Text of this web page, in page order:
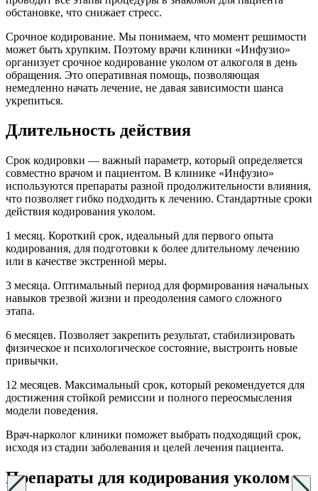
обстановке, что снижает стресс.
Срочное кодирование. Мы понимаем, что момент решимости
может быть хрупким. Поэтому врачи клиники «Инфузио»
организует срочное кодирование уколом от алкоголя в день
обращения. Это оперативная помощь, позволяющая
немедленно начать лечение, не давая зависимости шанса
укрепиться.
Длительность действия
Срок кодировки — важный параметр, который определяется
совместно врачом и пациентом. В клинике «Инфузио»
используются препараты разной продолжительности влияния,
что позволяет гибко подходить к лечению. Стандартные сроки
действия кодирования уколом.
1 месяц. Короткий срок, идеальный для первого опыта
кодирования, для подготовки к более длительному лечению
или в качестве экстренной меры.
3 месяца. Оптимальный период для формирования начальных
навыков трезвой жизни и преодоления самого сложного
этапа.
6 месяцев. Позволяет закрепить результат, стабилизировать
физическое и психологическое состояние, выстроить новые
привычки.
12 месяцев. Максимальный срок, который рекомендуется для
достижения стойкой ремиссии и полного переосмысления
модели поведения.
Врач-нарколог клиники поможет выбрать подходящий срок,
исходя из стадии заболевания и целей лечения пациента.
Препараты для кодирования уколом